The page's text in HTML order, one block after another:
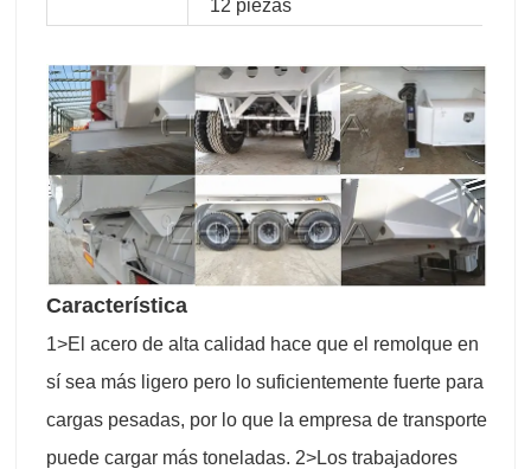
12 piezas
Característica
1>El acero de alta calidad hace que el remolque en
sí sea más ligero pero lo suficientemente fuerte para
cargas pesadas, por lo que la empresa de transporte
puede cargar más toneladas. 2>Los trabajadores